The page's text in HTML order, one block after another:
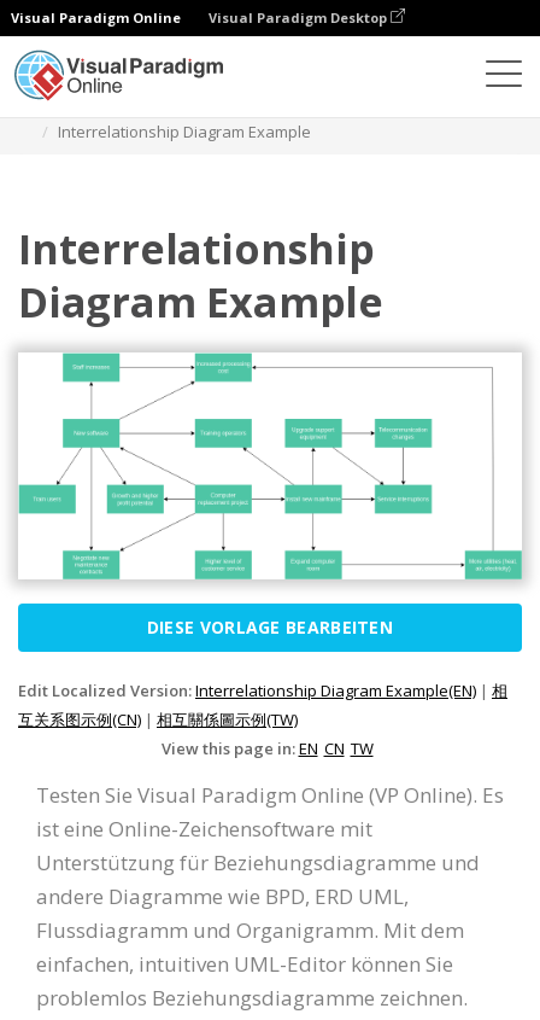
Visual Paradigm Online Visual Paradigm Desktop
Interrelationship Diagram Example
Interrelationship
Diagram Example
DIESE VORLAGE BEARBEITEN
Edit Localized Version:Interrelationship Diagram Example(EN) | 相
互关系图示例(CN) | 相互關係圖示例(TW)
View this page in:EN CN TW
Testen Sie Visual Paradigm Online (VP Online). Es
ist eine Online-Zeichensoftware mit
Unterstützung für Beziehungsdiagramme und
andere Diagramme wie BPD, ERD UML,
Flussdiagramm und Organigramm. Mit dem
einfachen, intuitiven UML-Editor können Sie
problemlos Beziehungsdiagramme zeichnen.